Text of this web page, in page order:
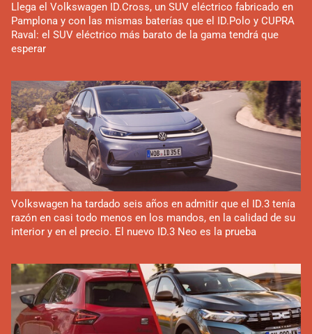
Llega el Volkswagen ID.Cross, un SUV eléctrico fabricado en
Pamplona y con las mismas baterías que el ID.Polo y CUPRA
Raval: el SUV eléctrico más barato de la gama tendrá que
esperar
Volkswagen ha tardado seis años en admitir que el ID.3 tenía
razón en casi todo menos en los mandos, en la calidad de su
interior y en el precio. El nuevo ID.3 Neo es la prueba